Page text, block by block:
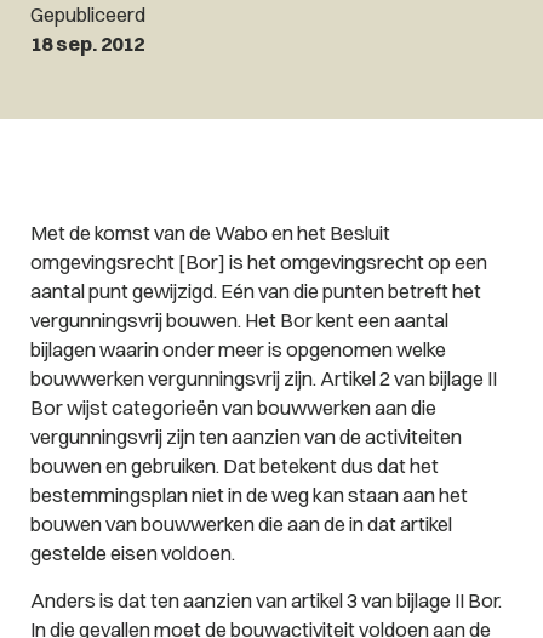
Gepubliceerd
18 sep. 2012
Met de komst van de Wabo en het Besluit
omgevingsrecht [Bor] is het omgevingsrecht op een
aantal punt gewijzigd. Eén van die punten betreft het
vergunningsvrij bouwen. Het Bor kent een aantal
bijlagen waarin onder meer is opgenomen welke
bouwwerken vergunningsvrij zijn. Artikel 2 van bijlage II
Bor wijst categorieën van bouwwerken aan die
vergunningsvrij zijn ten aanzien van de activiteiten
bouwen en gebruiken. Dat betekent dus dat het
bestemmingsplan niet in de weg kan staan aan het
bouwen van bouwwerken die aan de in dat artikel
gestelde eisen voldoen.
Anders is dat ten aanzien van artikel 3 van bijlage II Bor.
In die gevallen moet de bouwactiviteit voldoen aan de